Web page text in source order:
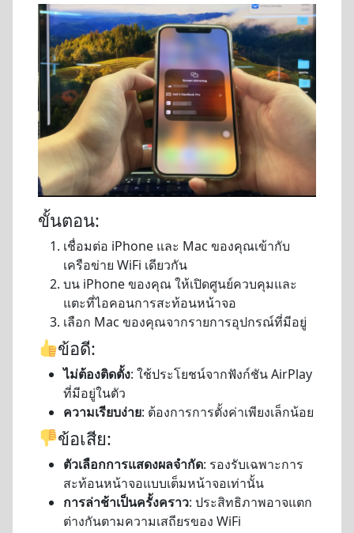
ขั้นตอน:
เชื่อมต่อ iPhone และ Mac ของคุณเข้ากับ
เครือข่าย WiFi เดียวกัน
บน iPhone ของคุณ ให้เปิดศูนย์ควบคุมและ
แตะที่ไอคอนการสะท้อนหน้าจอ
เลือก Mac ของคุณจากรายการอุปกรณ์ที่มีอยู่
ข้อดี:
ไม่ต้องติดตั้ง: ใช้ประโยชน์จากฟังก์ชัน AirPlay
ที่มีอยู่ในตัว
ความเรียบง่าย: ต้องการการตั้งค่าเพียงเล็กน้อย
ข้อเสีย:
ตัวเลือกการแสดงผลจำกัด: รองรับเฉพาะการ
สะท้อนหน้าจอแบบเต็มหน้าจอเท่านั้น
การล่าช้าเป็นครั้งคราว: ประสิทธิภาพอาจแตก
ต่างกันตามความเสถียรของ WiFi